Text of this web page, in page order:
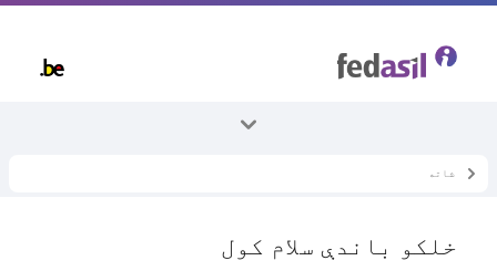
شریک ژوند کول
شاته
خلکو باندې سلام کول